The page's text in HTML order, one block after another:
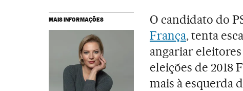
MAIS INFORMAÇÕES O candidato do
França, tenta
angariar eleitores
eleições de 2018
mais à esquerda